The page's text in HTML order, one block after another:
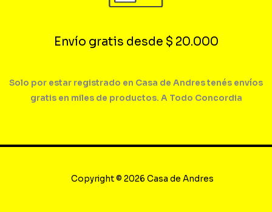
Envío gratis desde $ 20.000
Solo por estar registrado en Casa de Andres tenés envíos
gratis en miles de productos. A Todo Concordia
Copyright © 2026 Casa de Andres